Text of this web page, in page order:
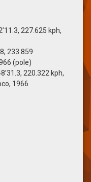
227.625 kph,
233.859
(pole)
220.322 kph,
1966